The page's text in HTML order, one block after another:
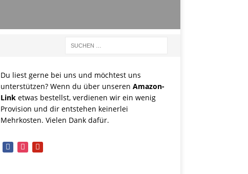
Du liest gerne bei uns und möchtest uns
unterstützen? Wenn du über unseren Amazon-
Linketwas bestellst, verdienen wir ein wenig
Provision und dir entstehen keinerlei
Mehrkosten. Vielen Dank dafür.
facebookinstagram
pinterest